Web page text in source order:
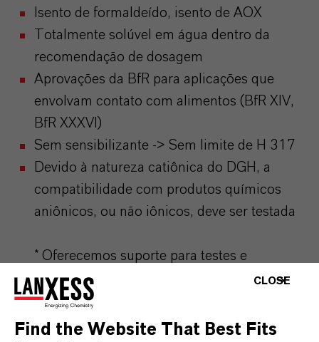
Isento de formaldeído, isento de AOX
Totalmente solúvel em água dentro da
recomendação de dosagem
Aprovações da BfR para aplicações que
envolvam contato com alimentos (BfR XIV,
BfR XXXVI)
Sem sensibilizante -> Sem limite de H 317
Devido à natureza catiônica do DGH, a
compatibilidade com produtos químicos
aniônicos, ou não iônicos, deve ser testada
* Oferecemos suporte para testes e
desenvolvimento do DGH em outras
aplicações, como tintas e revestimentos ou
colas. Entre em contato conosco!
CLOSE
Find the Website That Best Fits